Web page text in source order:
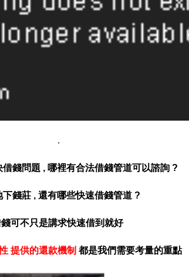
.
借錢問題 , 哪裡有合法借錢管道可以諮詢 ?
下錢莊 , 還有哪些快速借錢管道 ?
可不只是講求快速借到就好
提供的還款機制 都是我們需要考量的重點